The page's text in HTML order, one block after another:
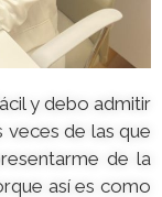
y debo admitir
de las que
de la
así es como